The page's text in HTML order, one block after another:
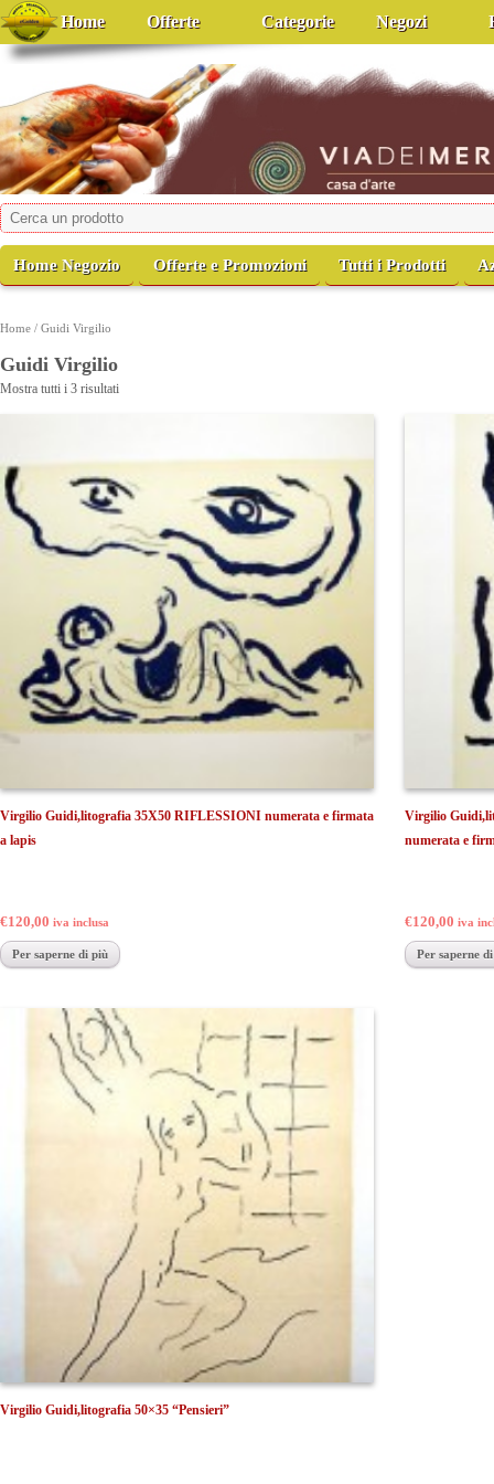
Home Offerte Categorie Negozi
viadeimercati
Casa d'Arte
Home Negozio Offerte e Promozioni Tutti i Prodotti
Home / Guidi Virgilio
Guidi Virgilio
Mostra tutti i 3 risultati
Virgilio Guidi,litografia 35X50 RIFLESSIONI numerata e firmata
a lapis
€120,00 iva inclusa
Per saperne di più
Virgilio
numerata e
€120,00 iva
Per saperne
Virgilio Guidi,litografia 50×35 “Pensieri”